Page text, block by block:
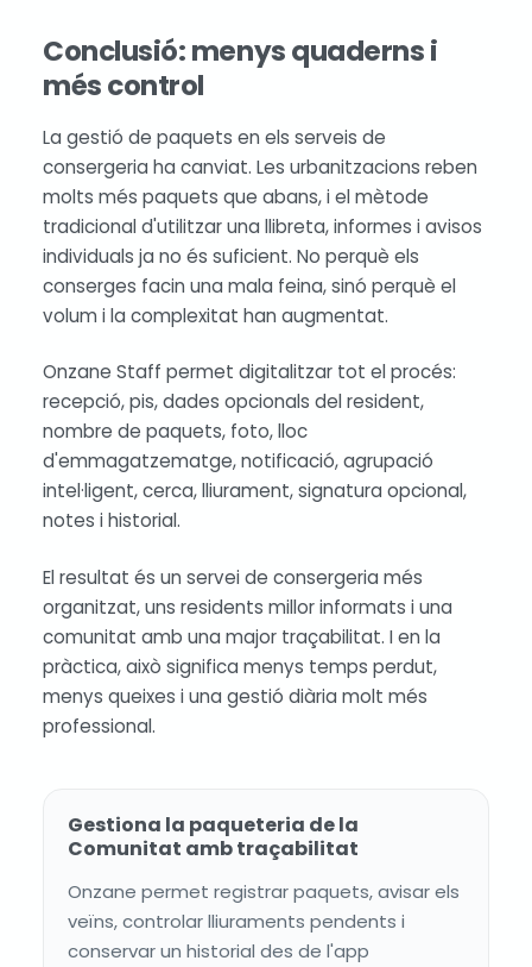
Conclusió: menys quaderns i
més control
La gestió de paquets en els serveis de
consergeria ha canviat. Les urbanitzacions reben
molts més paquets que abans, i el mètode
tradicional d'utilitzar una llibreta, informes i avisos
individuals ja no és suficient. No perquè els
conserges facin una mala feina, sinó perquè el
volum i la complexitat han augmentat.
Onzane Staff permet digitalitzar tot el procés:
recepció, pis, dades opcionals del resident,
nombre de paquets, foto, lloc
d'emmagatzematge, notificació, agrupació
intel·ligent, cerca, lliurament, signatura opcional,
notes i historial.
El resultat és un servei de consergeria més
organitzat, uns residents millor informats i una
comunitat amb una major traçabilitat. I en la
pràctica, això significa menys temps perdut,
menys queixes i una gestió diària molt més
professional.
Gestiona la paqueteria de la
Comunitat amb traçabilitat
Onzane permet registrar paquets, avisar els
veïns, controlar lliuraments pendents i
conservar un historial des de l'app